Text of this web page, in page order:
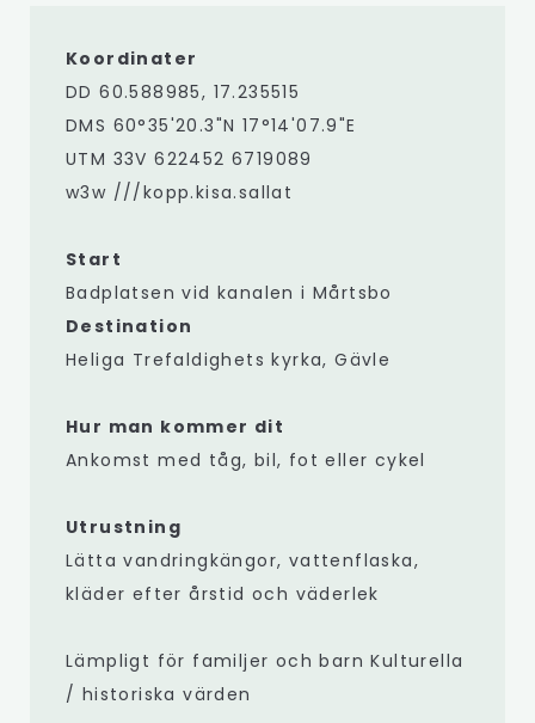
Koordinater
DD 60.588985, 17.235515
DMS 60°35'20.3"N 17°14'07.9"E
UTM 33V 622452 6719089
w3w ///kopp.kisa.sallat
Start
Badplatsen vid kanalen i Mårtsbo
Destination
Heliga Trefaldighets kyrka, Gävle
Hur man kommer dit
Ankomst med tåg, bil, fot eller cykel
Utrustning
Lätta vandringkängor, vattenflaska,
kläder efter årstid och väderlek
Lämpligt för familjer och barn Kulturella
/ historiska värden